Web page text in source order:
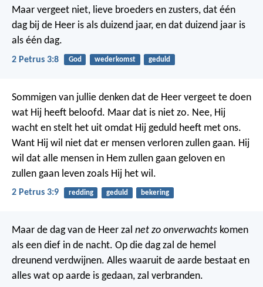
Maar vergeet niet, lieve broeders en zusters, dat één
dag bij de Heer is als duizend jaar, en dat duizend jaar is
als één dag.
2 Petrus 3:8 God wederkomst geduld
Sommigen van jullie denken dat de Heer vergeet te doen
wat Hij heeft beloofd. Maar dat is niet zo. Nee, Hij
wacht en stelt het uit omdat Hij geduld heeft met ons.
Want Hij wil niet dat er mensen verloren zullen gaan. Hij
wil dat alle mensen in Hem zullen gaan geloven en
zullen gaan leven zoals Hij het wil.
2 Petrus 3:9 redding geduld bekering
Maar de dag van de Heer zal net zo onverwachts komen
als een dief in de nacht. Op die dag zal de hemel
dreunend verdwijnen. Alles waaruit de aarde bestaat en
alles wat op aarde is gedaan, zal verbranden.